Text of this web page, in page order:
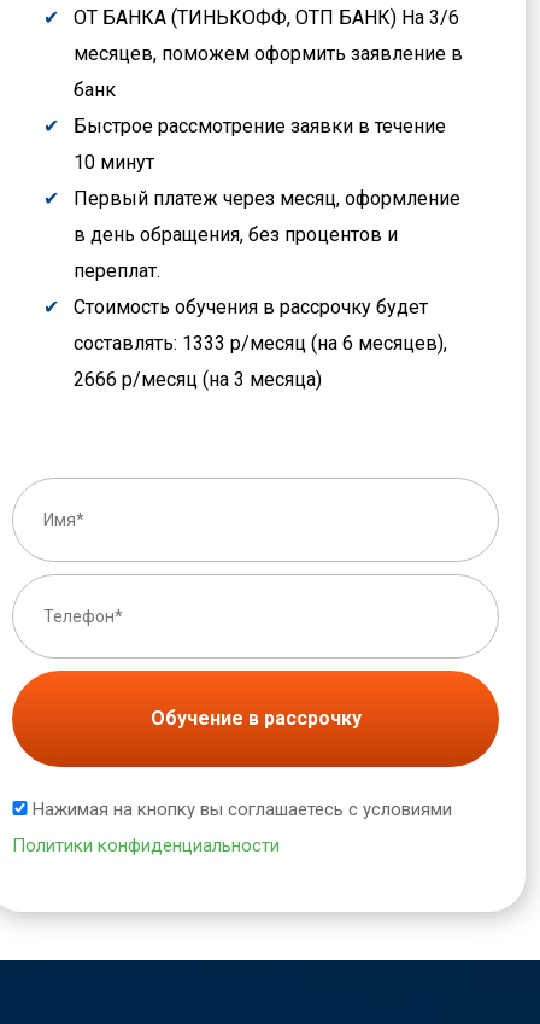
ОТ БАНКА (ТИНЬКОФФ, ОТП БАНК) На 3/6
месяцев, поможем оформить заявление в
банк
Быстрое рассмотрение заявки в течение
10 минут
Первый платеж через месяц, оформление
в день обращения, без процентов и
переплат.
Стоимость обучения в рассрочку будет
составлять: 1333 р/месяц (на 6 месяцев),
2666 р/месяц (на 3 месяца)
Обучение в рассрочку
Нажимая на кнопку вы соглашаетесь с условиями
Политики конфиденциальности